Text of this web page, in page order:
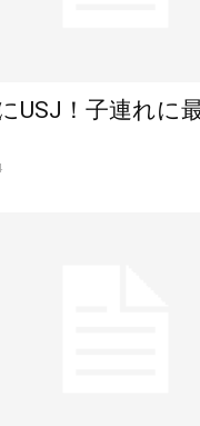
USJ！子連れに